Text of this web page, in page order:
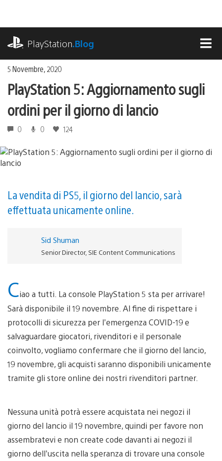
contenuto
PlayStation.Blog
5 Novembre, 2020
PlayStation 5: Aggiornamento sugli
ordini per il giorno di lancio
0 0 124
La vendita di PS5, il giorno del lancio, sarà
effettuata unicamente online.
Sid Shuman
Senior Director, SIE Content Communications
Ciao a tutti. La console PlayStation 5 sta per arrivare!
Sarà disponibile il 19 novembre. Al fine di rispettare i
protocolli di sicurezza per l’emergenza COVID-19 e
salvaguardare giocatori, rivenditori e il personale
coinvolto, vogliamo confermare che il giorno del lancio,
19 novembre, gli acquisti saranno disponibili unicamente
tramite gli store online dei nostri rivenditori partner.
Nessuna unità potrà essere acquistata nei negozi il
giorno del lancio il 19 novembre, quindi per favore non
assembratevi e non create code davanti ai negozi il
giorno dell’uscita nella speranza di trovare una console